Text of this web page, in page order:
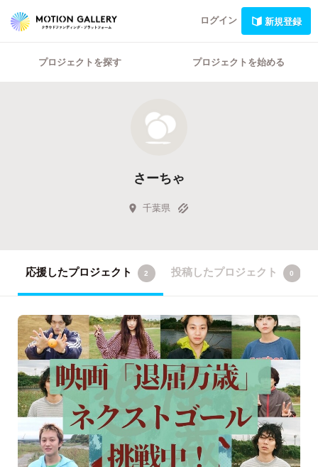
ログイン 新規登録
プロジェクトを探す プロジェクトを始める
さーちゃ
千葉県
応援したプロジェクト 2 投稿したプロジェクト 0